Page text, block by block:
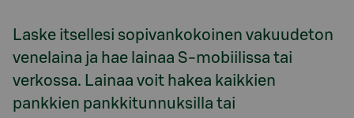
Laske itsellesi sopivankokoinen vakuudeton
venelaina ja hae lainaa S-mobiilissa tai
verkossa. Lainaa voit hakea kaikkien
pankkien pankkitunnuksilla tai